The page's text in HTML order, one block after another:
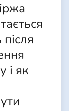
після
і як